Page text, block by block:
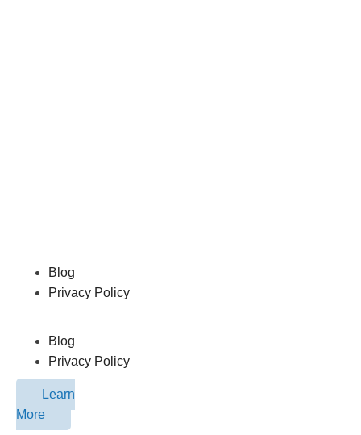
Blog
Privacy Policy
Blog
Privacy Policy
Learn
More